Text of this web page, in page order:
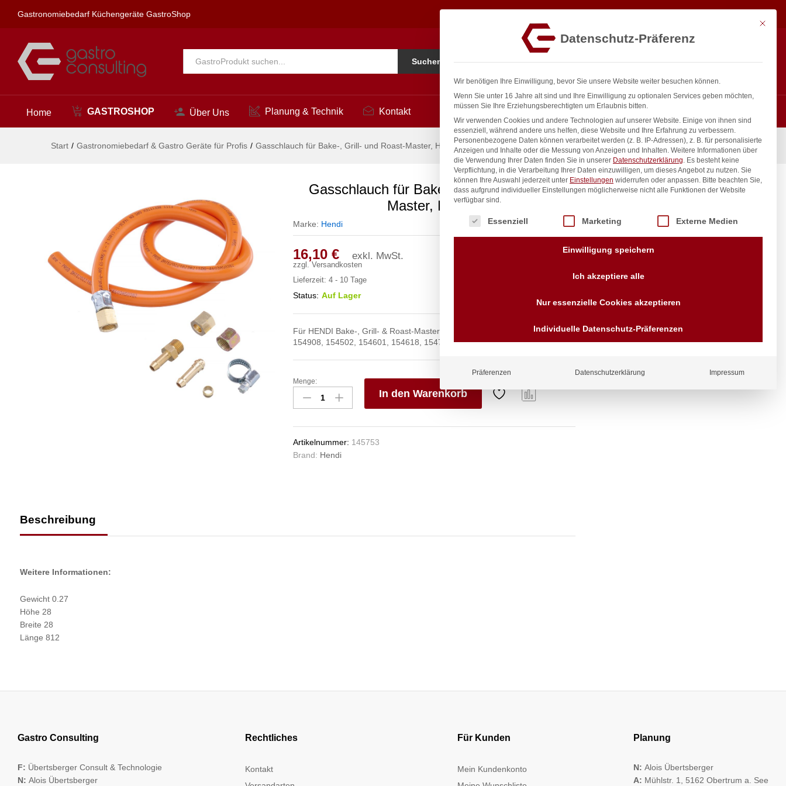
Gastronomiebedarf Küchengeräte GastroShop
Alle Suchen
Home GASTROSHOP Über Uns Planung & Technik Kontakt
Start / Gastronomiebedarf & Gastro Geräte für Profis / Gasschlauch für Bake-, Grill- und Roast-Master, HENDI
Gasschlauch für Bake-, Grill- und Roast-
Master, HENDI
Marke: Hendi
16,10 € exkl. MwSt.
zzgl. Versandkosten
Lieferzeit: 4 - 10 Tage
Status: Auf Lager
Für HENDI Bake-, Grill- & Roast-Master Geräte mit den Artikelnummern
154908, 154502, 154601, 154618, 154700 oder 154717.
Gasschlauch
Bake-,
Roast-
Master,
Menge:
In den Warenkorb
Artikelnummer: 145753
Brand: Hendi
Beschreibung
Weitere Informationen:
Gewicht 0.27
Höhe 28
Breite 28
Länge 812
inkl. / exkl. MwSt.
Anfragen
Wir sind seit über 40 Jahren
für Sie da
Vorrauskasse Paypal,
Kreditkarte, Direkt
Gastro Consulting
F: Übertsberger Consult & Technologie
N: Alois Übertsberger
Rechtliches
Kontakt
Für Kunden
Mein Kundenkonto
Planung
N: Alois Übertsberger
A: Mühlstr. 1, 5162 Obertrum a. See
Beschreibung
16,10€ exkl. MwSt. In den Warenkorb
Mit
Datenschutz-Präferenz
Wir benötigen Ihre Einwilligung, bevor Sie unsere Website weiter besuchen können.
Wenn Sie unter 16 Jahre alt sind und Ihre Einwilligung zu optionalen Services geben möchten,
müssen Sie Ihre Erziehungsberechtigten um Erlaubnis bitten.
Wir verwenden Cookies und andere Technologien auf unserer Website. Einige von ihnen sind
essenziell, während andere uns helfen, diese Website und Ihre Erfahrung zu verbessern.
Personenbezogene Daten können verarbeitet werden (z. B. IP-Adressen), z. B. für personalisierte
Anzeigen und Inhalte oder die Messung von Anzeigen und Inhalten. Weitere Informationen über
die Verwendung Ihrer Daten finden Sie in unserer Datenschutzerklärung. Es besteht keine
Verpflichtung, in die Verarbeitung Ihrer Daten einzuwilligen, um dieses Angebot zu nutzen. Sie
können Ihre Auswahl jederzeit unter Einstellungen widerrufen oder anpassen. Bitte beachten Sie,
dass aufgrund individueller Einstellungen möglicherweise nicht alle Funktionen der Website
verfügbar sind.
Es folgt eine Liste der Service-Gruppen, für die eine Einwilligung erteilt werden kann.
Essenziell Marketing Externe Medien
Einwilligung speichern
Ich akzeptiere alle
Nur essenzielle Cookies akzeptieren
Individuelle Datenschutz-Präferenzen
Präferenzen Datenschutzerklärung Impressum